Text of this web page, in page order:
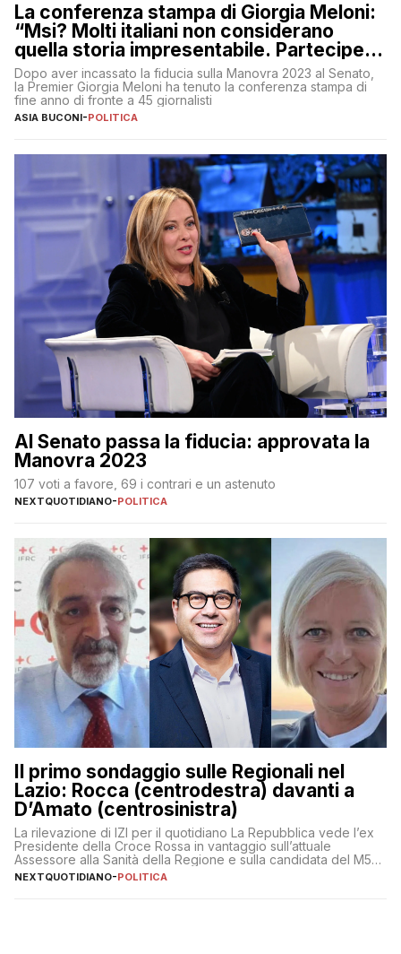
La conferenza stampa di Giorgia Meloni:
“Msi? Molti italiani non considerano
quella storia impresentabile. Parteciperò
al 25 aprile”
Dopo aver incassato la fiducia sulla Manovra 2023 al Senato,
la Premier Giorgia Meloni ha tenuto la conferenza stampa di
fine anno di fronte a 45 giornalisti
ASIA BUCONI-POLITICA
Al Senato passa la fiducia: approvata la
Manovra 2023
107 voti a favore, 69 i contrari e un astenuto
NEXTQUOTIDIANO-POLITICA
Il primo sondaggio sulle Regionali nel
Lazio: Rocca (centrodestra) davanti a
D’Amato (centrosinistra)
La rilevazione di IZI per il quotidiano La Repubblica vede l’ex
Presidente della Croce Rossa in vantaggio sull’attuale
Assessore alla Sanità della Regione e sulla candidata del M5S
Donatella Bianchi
NEXTQUOTIDIANO-POLITICA